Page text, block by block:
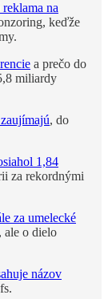
na
keďže
a prečo do
miliardy
, do
1,84
za rekordnými
za umelecké
ale o dielo
názov